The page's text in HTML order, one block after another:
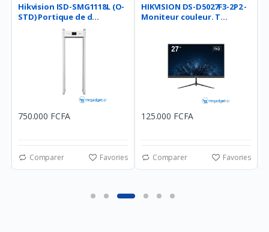
Hikvision ISD-SMG1118L (O-
STD) Portique de d...
750.000 FCFA
Comparer Favories
HIKVISION DS-D5027F3-2P2 -
Moniteur couleur. T...
125.000 FCFA
Comparer Favories